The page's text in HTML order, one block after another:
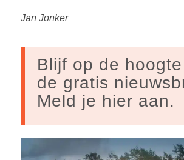
Jan Jonker
Blijf op de
de gratis
Meld je hier aan.